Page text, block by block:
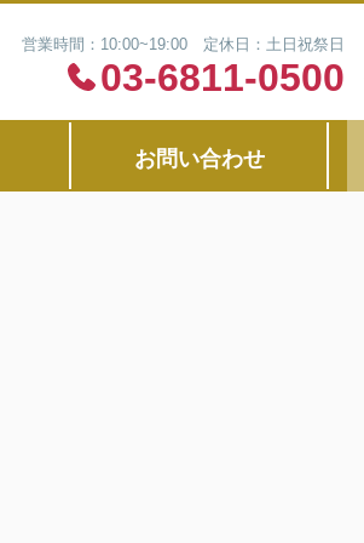
営業時間：10:00~19:00 定休日：土日祝祭日
03-6811-0500
お問い合わせ